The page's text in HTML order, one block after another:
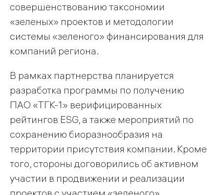
совершенствованию таксономии
«зеленых» проектов и методологии
системы «зеленого» финансирования для
компаний региона.
В рамках партнерства планируется
разработка программы по получению
ПАО «ТГК-1» верифицированных
рейтингов ESG, а также мероприятий по
сохранению биоразнообразия на
территории присутствия компании. Кроме
того, стороны договорились об активном
участии в продвижении и реализации